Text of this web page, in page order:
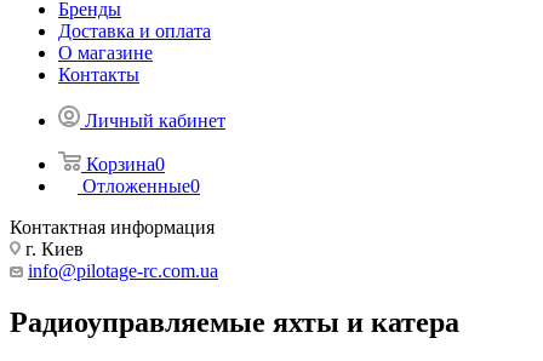
Бренды
Доставка и оплата
О магазине
Контакты
Личный кабинет
Корзина0
Отложенные0
Контактная информация
г. Киев
info@pilotage-rc.com.ua
Радиоуправляемые яхты и катера